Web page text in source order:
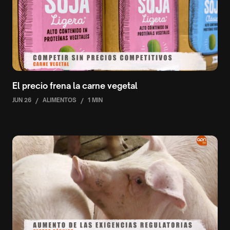
El precio frena la carne vegetal
JUN 26 / ALIMENTOS / 1 MIN